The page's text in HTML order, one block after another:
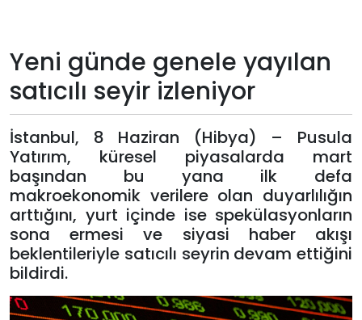
Giriş
Yap
Yeni günde genele yayılan
satıcılı seyir izleniyor
İstanbul, 8 Haziran (Hibya) – Pusula
Yatırım, küresel piyasalarda mart
başından bu yana ilk defa
makroekonomik verilere olan duyarlılığın
arttığını, yurt içinde ise spekülasyonların
sona ermesi ve siyasi haber akışı
beklentileriyle satıcılı seyrin devam ettiğini
bildirdi.